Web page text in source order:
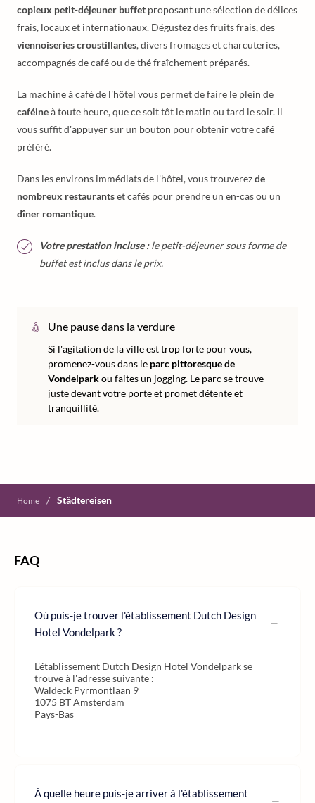
copieux petit-déjeuner buffet proposant une sélection de délices
frais, locaux et internationaux. Dégustez des fruits frais, des
viennoiseries croustillantes, divers fromages et charcuteries,
accompagnés de café ou de thé fraîchement préparés.
La machine à café de l'hôtel vous permet de faire le plein de
caféineà toute heure, que ce soit tôt le matin ou tard le soir. Il
vous suffit d'appuyer sur un bouton pour obtenir votre café
préféré.
Dans les environs immédiats de l'hôtel, vous trouverezde
nombreux restaurantset cafés pour prendre un en-cas ou un
dîner romantique.
Votre prestation incluse :le petit-déjeuner sous forme de
buffet est inclus dans le prix.
Une pause dans la verdure
Si l'agitation de la ville est trop forte pour vous,
promenez-vous dans le parc pittoresque de
Vondelparkou faites un jogging. Le parc se trouve
juste devant votre porte et promet détente et
tranquillité.
Home / Städtereisen
FAQ
Où puis-je trouver l'établissement Dutch Design
Hotel Vondelpark ?
L'établissement Dutch Design Hotel Vondelpark se
trouve à l'adresse suivante :
Waldeck Pyrmontlaan 9
1075 BT Amsterdam
Pays-Bas
À quelle heure puis-je arriver à l'établissement